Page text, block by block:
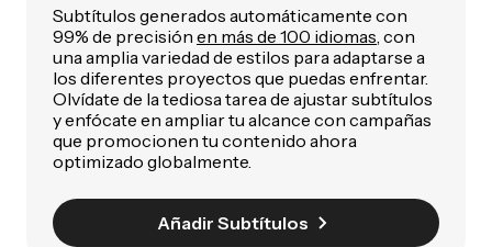
Subtítulos generados automáticamente con
99% de precisión en más de 100 idiomas, con
una amplia variedad de estilos para adaptarse a
los diferentes proyectos que puedas enfrentar.
Olvídate de la tediosa tarea de ajustar subtítulos
y enfócate en ampliar tu alcance con campañas
que promocionen tu contenido ahora
optimizado globalmente.
Añadir Subtítulos